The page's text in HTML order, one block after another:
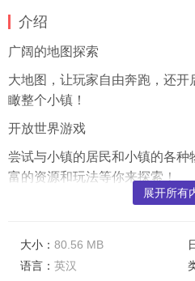
介绍
广阔的地图探索
大地图，让玩家自由奔跑，还
瞰整个小镇！
开放世界游戏
尝试与小镇的居民和小镇的各
富的资源和玩法等你来探索！
稀有鱼类等你解锁。
展开所有
大小： 80.56 MB
语言： 英汉